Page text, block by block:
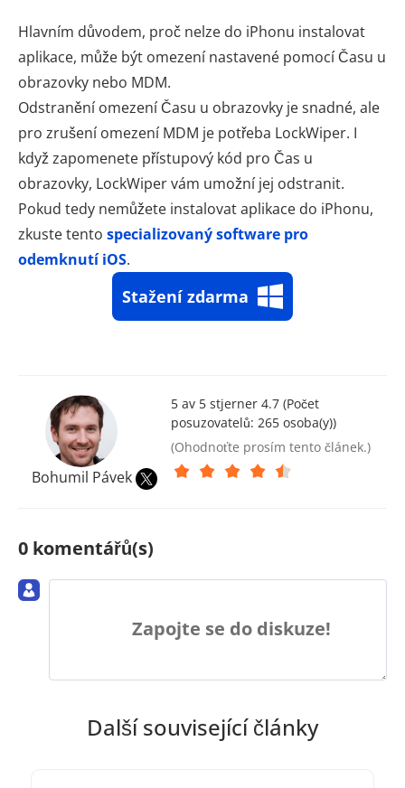
Hlavním důvodem, proč nelze do iPhonu instalovat
aplikace, může být omezení nastavené pomocí Času u
obrazovky nebo MDM.
Odstranění omezení Času u obrazovky je snadné, ale
pro zrušení omezení MDM je potřeba LockWiper. I
když zapomenete přístupový kód pro Čas u
obrazovky, LockWiper vám umožní jej odstranit.
Pokud tedy nemůžete instalovat aplikace do iPhonu,
zkuste tento specializovaný software pro
odemknutí iOS.
Stažení zdarma
Bohumil Pávek
5 av 5 stjerner 4.7 (Počet
posuzovatelů:265 osoba(y))
(Ohodnoťte prosím tento článek.)
0 komentářů(s)
Zapojte se do diskuze!
Další související články